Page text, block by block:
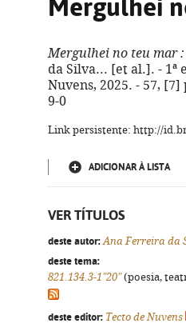
Mergulhei
Mergulhei no teu mar:
da Silva... [et al.]. - 1ª
Nuvens, 2025. - 57, [7]
9-0
Link persistente: http://
ADICIONAR À LISTA
VER TÍTULOS
deste autor: Ana Ferreira da
deste tema:
821.134.3-1"20"(poesia,
deste editor: Tecto de Nuvens